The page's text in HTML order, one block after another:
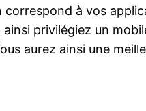
à vos
privilégiez un
aurez ainsi une